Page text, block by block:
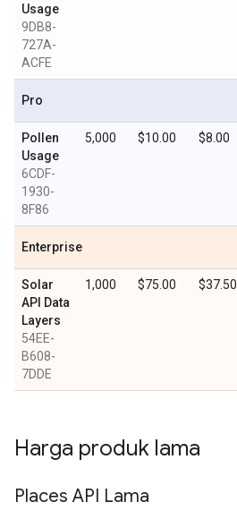
Usage
9DB8-
727A-
ACFE
Pro
Pollen
Usage
6CDF-
1930-
8F86
5,000 $10.00 $8.00
Enterprise
Solar
API Data
Layers
54EE-
B608-
7DDE
1,000 $75.00 $37.50
Harga produk lama
Places API Lama